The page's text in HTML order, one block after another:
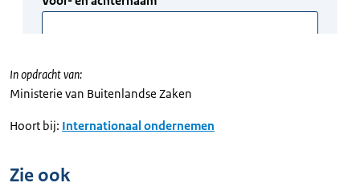
In opdracht van:
Ministerie van Buitenlandse Zaken
Hoort bij: Internationaal ondernemen
Zie ook